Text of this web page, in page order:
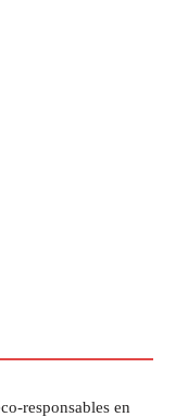
responsables en